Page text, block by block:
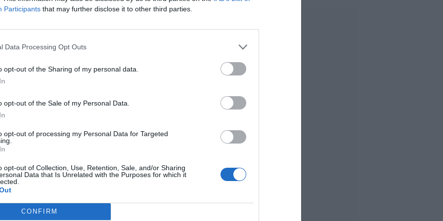
Participants that may further disclose it to other third parties.
Data Processing Opt Outs
opt-out of the Sharing of my personal data.
opt-out of the Sale of my Personal Data.
opt-out of processing my Personal Data for Targeted
opt-out of Collection, Use, Retention, Sale, and/or Sharing
Data that Is Unrelated with the Purposes for which it
CONFIRM
, con nubosidad de evolución diurna en
se esperan fenómenos meteorológicos
provincias.
descenderán en la mitad sur de Alicante
territorio.
descenso en el sur de
de provincia son: